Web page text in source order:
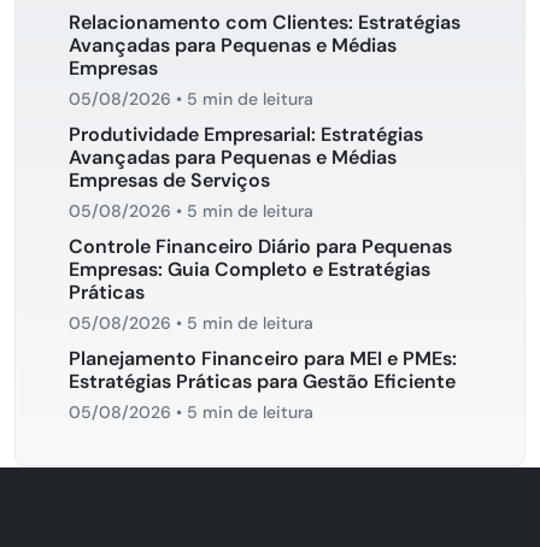
Relacionamento com Clientes: Estratégias
Avançadas para Pequenas e Médias
Empresas
05/08/2026 • 5 min de leitura
Produtividade Empresarial: Estratégias
Avançadas para Pequenas e Médias
Empresas de Serviços
05/08/2026 • 5 min de leitura
Controle Financeiro Diário para Pequenas
Empresas: Guia Completo e Estratégias
Práticas
05/08/2026 • 5 min de leitura
Planejamento Financeiro para MEI e PMEs:
Estratégias Práticas para Gestão Eficiente
05/08/2026 • 5 min de leitura